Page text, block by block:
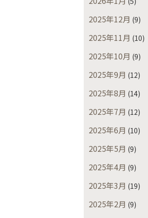
2025年12月 (9)
2025年11月 (10)
2025年10月 (9)
2025年9月 (12)
2025年8月 (14)
2025年7月 (12)
2025年6月 (10)
2025年5月 (9)
2025年4月 (9)
2025年3月 (19)
2025年2月 (9)